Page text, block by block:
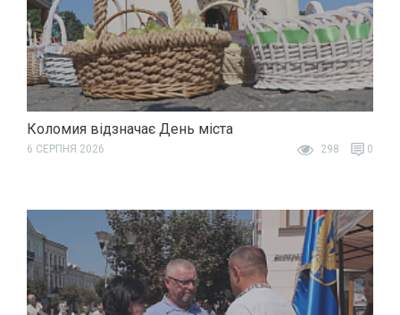
Коломия відзначає День міста
6 СЕРПНЯ 2026 298 0